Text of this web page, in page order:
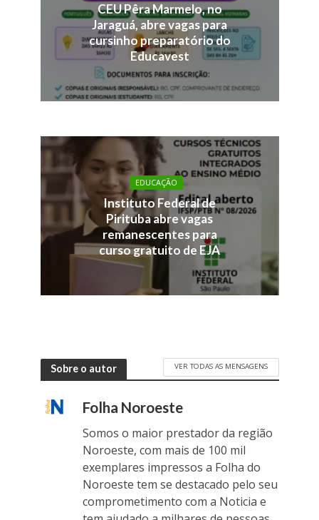
CEU Pêra Marmelo, no
Jaraguá, abre vagas para
cursinho preparatório do
Educavest
EDUCAÇÃO
Instituto Federal de
Pirituba abre vagas
remanescentes para
curso gratuito de EJA
Sobre o autor VER TODAS AS MENSAGENS
Folha Noroeste
Somos o maior prestador da região
Noroeste, com mais de 100 mil
exemplares impressos a Folha do
Noroeste tem se destacado pelo seu
comprometimento com a Noticia e